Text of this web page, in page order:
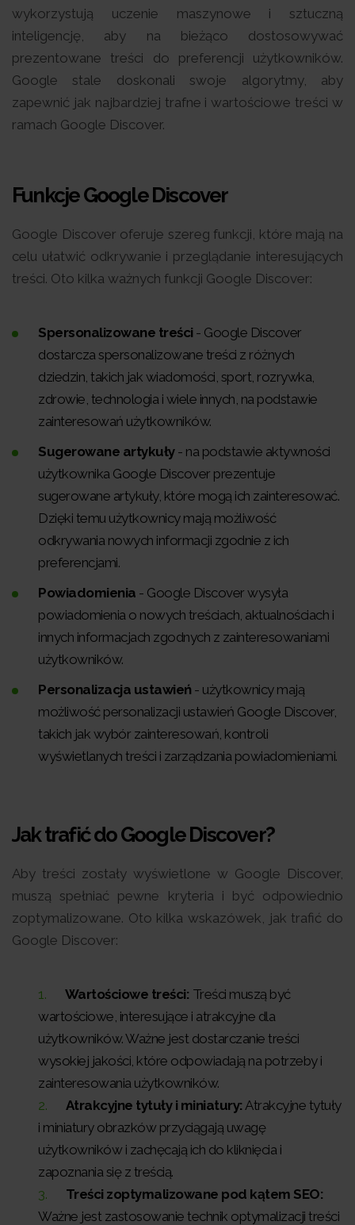
wykorzystują uczenie maszynowe i sztuczną
inteligencję, aby na bieżąco dostosowywać
prezentowane treści do preferencji użytkowników.
Google stale doskonali swoje algorytmy, aby
zapewnić jak najbardziej trafne i wartościowe treści w
ramach Google Discover.
Funkcje Google Discover
Google Discover oferuje szereg funkcji, które mają na
celu ułatwić odkrywanie i przeglądanie interesujących
treści. Oto kilka ważnych funkcji Google Discover:
Spersonalizowane treści - Google Discover
dostarcza spersonalizowane treści z różnych
dziedzin, takich jak wiadomości, sport, rozrywka,
zdrowie, technologia i wiele innych, na podstawie
zainteresowań użytkowników.
Sugerowane artykuły- na podstawie aktywności
użytkownika Google Discover prezentuje
sugerowane artykuły, które mogą ich zainteresować.
Dzięki temu użytkownicy mają możliwość
odkrywania nowych informacji zgodnie z ich
preferencjami.
Powiadomienia - Google Discover wysyła
powiadomienia o nowych treściach, aktualnościach i
innych informacjach zgodnych z zainteresowaniami
użytkowników.
Personalizacja ustawień - użytkownicy mają
możliwość personalizacji ustawień Google Discover,
takich jak wybór zainteresowań, kontroli
wyświetlanych treści i zarządzania powiadomieniami.
Jak trafić do Google Discover?
Aby treści zostały wyświetlone w Google Discover,
muszą spełniać pewne kryteria i być odpowiednio
zoptymalizowane. Oto kilka wskazówek, jak trafić do
Google Discover:
Wartościowe treści: Treści muszą być
wartościowe, interesujące i atrakcyjne dla
użytkowników. Ważne jest dostarczanie treści
wysokiej jakości, które odpowiadają na potrzeby i
zainteresowania użytkowników.
Atrakcyjne tytuły i miniatury: Atrakcyjne tytuły
i miniatury obrazków przyciągają uwagę
użytkowników i zachęcają ich do kliknięcia i
zapoznania się z treścią.
Treści zoptymalizowane pod kątem SEO:
Ważne jest zastosowanie technik optymalizacji treści